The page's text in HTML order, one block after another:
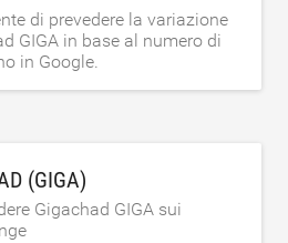
di prevedere la variazione
GIGA in base al numero di
in Google.
(GIGA)
Gigachad GIGA sui